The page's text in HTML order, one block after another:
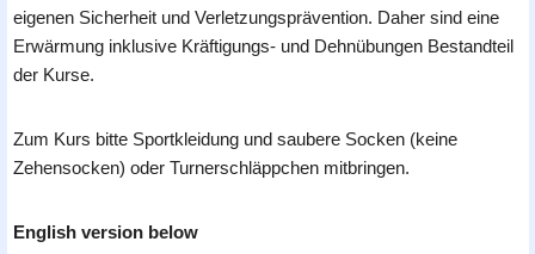
eigenen Sicherheit und Verletzungsprävention. Daher sind eine
Erwärmung inklusive Kräftigungs- und Dehnübungen Bestandteil
der Kurse.
Zum Kurs bitte Sportkleidung und saubere Socken (keine
Zehensocken) oder Turnerschläppchen mitbringen.
English version below